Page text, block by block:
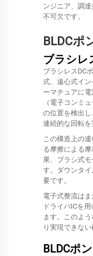
ンジニア、調
不可欠です。
BLDCポ
ブラシレ
ブラシレスDC
式、遠心式イ
ーマチュアに
（電子コンミ
の位置を検出
連続的な回転を
この構造上の
る摩擦による
果、ブラシ式
す。ダウンタ
要です。
電子式整流は
ドライバICを
ます。このよ
り実現できない
BLDCポ